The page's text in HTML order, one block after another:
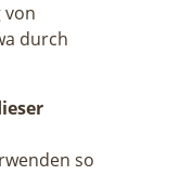
von
durch
so